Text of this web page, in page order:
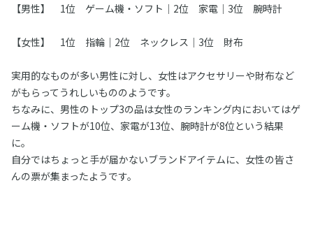
【男性】 1位 ゲーム機・ソフト｜2位 家電｜3位 腕時計
【女性】 1位 指輪｜2位 ネックレス｜3位 財布
実用的なものが多い男性に対し、女性はアクセサリーや財布など
がもらってうれしいもののようです。
ちなみに、男性のトップ3の品は女性のランキング内においてはゲ
ーム機・ソフトが10位、家電が13位、腕時計が8位という結果
に。
自分ではちょっと手が届かないブランドアイテムに、女性の皆さ
んの票が集まったようです。